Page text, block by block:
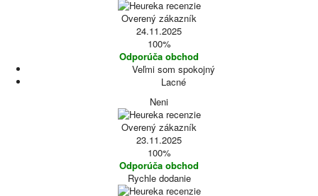
Overený zákazník
24.11.2025
100%
Odporúča obchod
Veľmi som spokojný
Lacné
Neni
Overený zákazník
23.11.2025
100%
Odporúča obchod
Rychle dodanie